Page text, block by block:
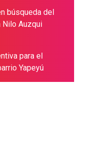
búsqueda del
Nilo Auzqui
para el
Yapeyú